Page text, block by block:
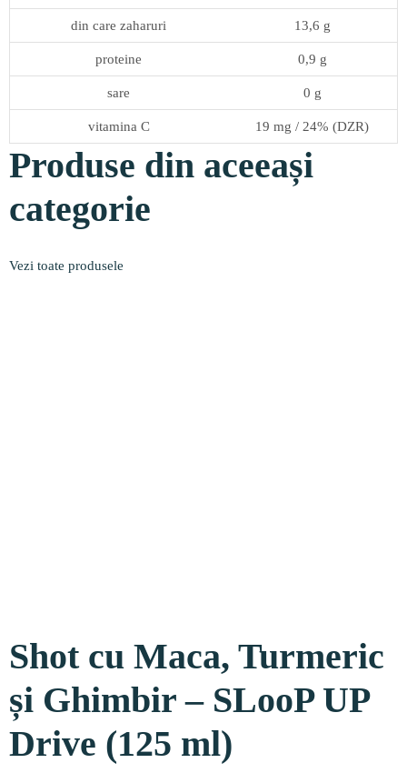
din care zaharuri 13,6 g
proteine 0,9 g
sare 0 g
vitamina C 19 mg / 24% (DZR)
Produse din aceeași
categorie
Vezi toate produsele
Shot cu Maca, Turmeric
și Ghimbir – SLooP UP
Drive (125 ml)